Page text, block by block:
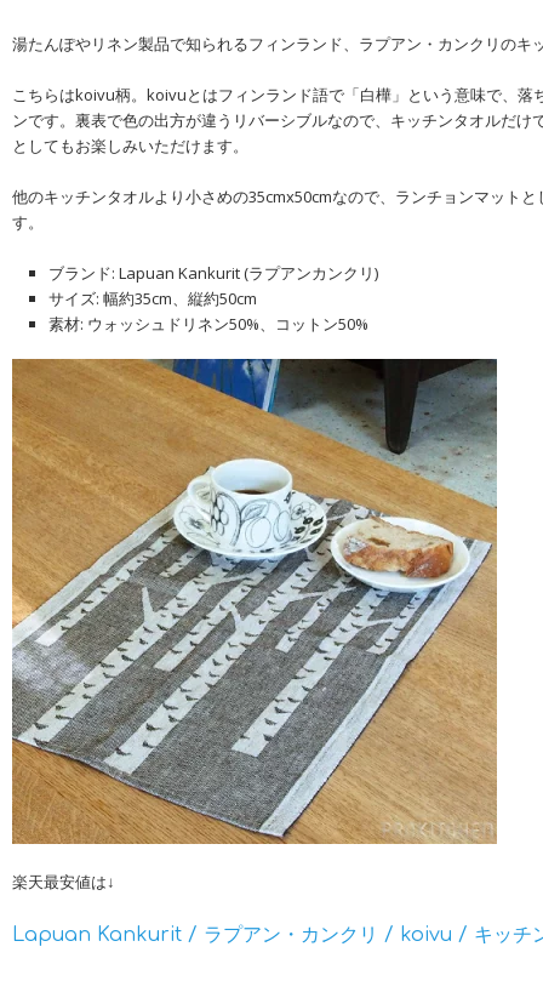
湯たんぽやリネン製品で知られるフィンランド、ラプアン・カンクリのキ
こちらはkoivu柄。koivuとはフィンランド語で「白樺」という意味で、落
ンです。裏表で色の出方が違うリバーシブルなので、キッチンタオルだけ
としてもお楽しみいただけます。
他のキッチンタオルより小さめの35cmx50cmなので、ランチョンマット
す。
ブランド: Lapuan Kankurit (ラプアンカンクリ)
サイズ: 幅約35cm、縦約50cm
素材: ウォッシュドリネン50%、コットン50%
楽天最安値は↓
Lapuan Kankurit / ラプアン・カンクリ / koivu / キッチ